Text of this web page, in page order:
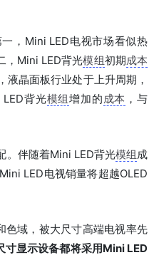
，Mini LED电视市场看似热
，Mini LED背光模组初期成本
液晶面板行业处于上升周期，
背光模组增加的成本 ，与
。伴随着Mini LED背光模组成
LED电视销量将超越OLED
色域，被大尺寸高端电视率先
显示设备都将采用Mini LED